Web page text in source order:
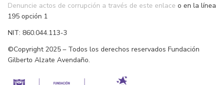
Denuncie actos de corrupción a través de este enlace o en la línea
195 opción 1
NIT: 860.044.113-3
©Copyright 2025 – Todos los derechos reservados Fundación
Gilberto Alzate Avendaño.